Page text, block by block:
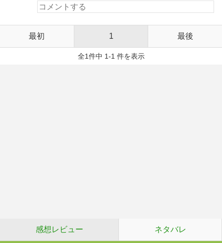
最初 1 最後
全1件中 1-1 件を表示
感想レビュー ネタバレ